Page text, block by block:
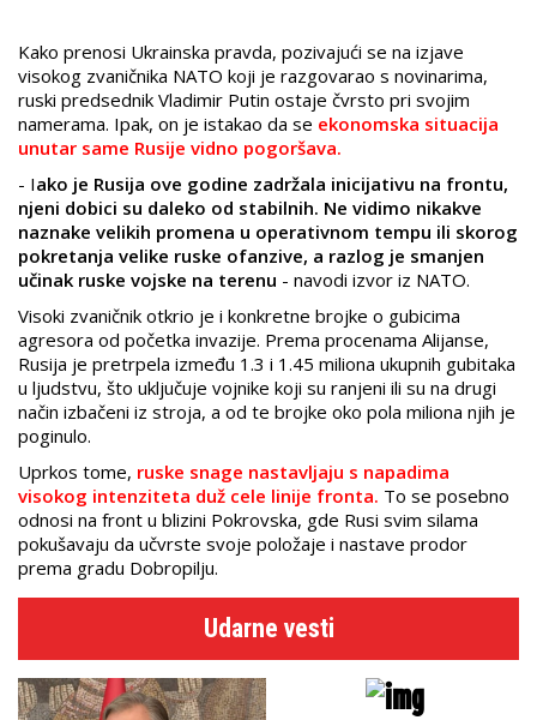
Kako prenosi Ukrainska pravda, pozivajući se na izjave
visokog zvaničnika NATO koji je razgovarao s novinarima,
ruski predsednik Vladimir Putin ostaje čvrsto pri svojim
namerama. Ipak, on je istakao da se ekonomska situacija
unutar same Rusije vidno pogoršava.
- Iako je Rusija ove godine zadržala inicijativu na frontu,
njeni dobici su daleko od stabilnih. Ne vidimo nikakve
naznake velikih promena u operativnom tempu ili skorog
pokretanja velike ruske ofanzive, a razlog je smanjen
učinak ruske vojske na terenu - navodi izvor iz NATO.
Visoki zvaničnik otkrio je i konkretne brojke o gubicima
agresora od početka invazije. Prema procenama Alijanse,
Rusija je pretrpela između 1.3 i 1.45 miliona ukupnih gubitaka
u ljudstvu, što uključuje vojnike koji su ranjeni ili su na drugi
način izbačeni iz stroja, a od te brojke oko pola miliona njih je
poginulo.
Uprkos tome, ruske snage nastavljaju s napadima
visokog intenziteta duž cele linije fronta. To se posebno
odnosi na front u blizini Pokrovska, gde Rusi svim silama
pokušavaju da učvrste svoje položaje i nastave prodor
prema gradu Dobropilju.
Udarne vesti